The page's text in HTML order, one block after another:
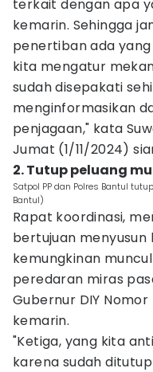
terkait dengan apa
kemarin. Sehingga
penertiban ada
kita mengatur
sudah disepakati
menginformasikan
penjagaan," kata
Jumat (1/11/2024)
2. Tutup peluang
Satpol PP dan Polres Bantul
Bantul)
Rapat koordinasi,
bertujuan
kemungkinan
peredaran miras
Gubernur DIY
kemarin.
"Ketiga, yang kita
karena sudah